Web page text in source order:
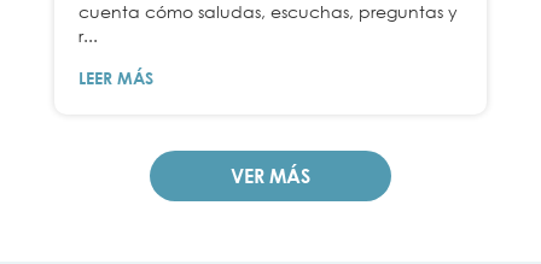
cuenta cómo saludas, escuchas, preguntas y
r...
LEER MÁS
VER MÁS